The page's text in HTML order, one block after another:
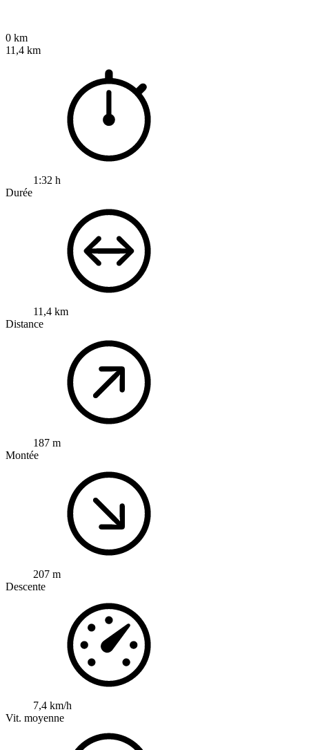
0 km
11,4 km
1:32 h
Durée
11,4 km
Distance
187 m
Montée
207 m
Descente
7,4 km/h
Vit. moyenne